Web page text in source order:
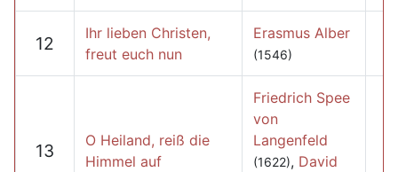
12
Ihr lieben Christen,
freut euch nun
Erasmus Alber
(1546)
13
O Heiland, reiß die
Himmel auf
Friedrich Spee
von
Langenfeld
(1622), David